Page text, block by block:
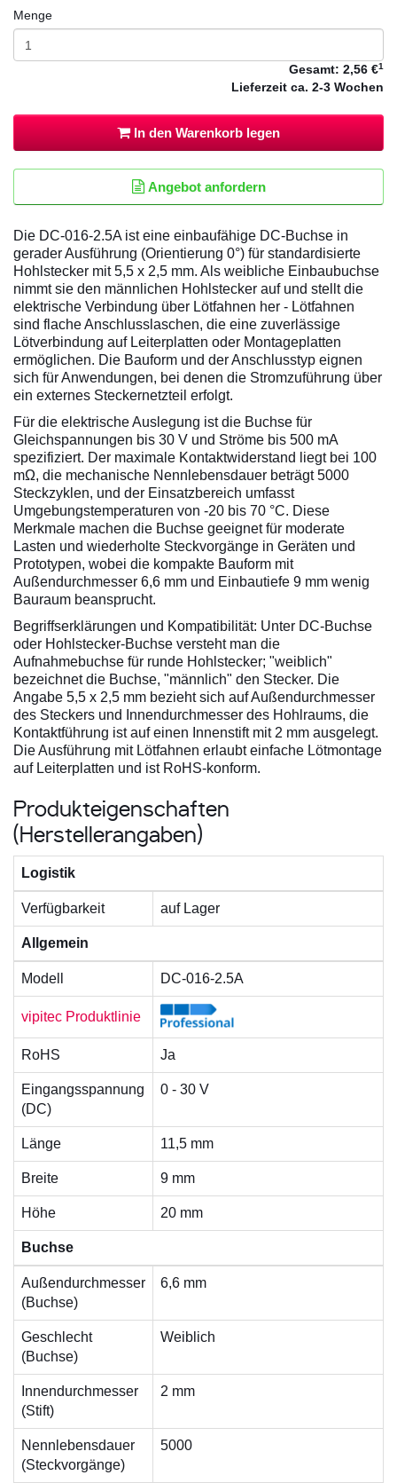
Menge
Gesamt: 2,56 €1
Lieferzeit ca. 2-3 Wochen
In den Warenkorb legen
Angebot anfordern
Die DC-016-2.5A ist eine einbaufähige DC-Buchse in
gerader Ausführung (Orientierung 0°) für standardisierte
Hohlstecker mit 5,5 x 2,5 mm. Als weibliche Einbaubuchse
nimmt sie den männlichen Hohlstecker auf und stellt die
elektrische Verbindung über Lötfahnen her - Lötfahnen
sind flache Anschlusslaschen, die eine zuverlässige
Lötverbindung auf Leiterplatten oder Montageplatten
ermöglichen. Die Bauform und der Anschlusstyp eignen
sich für Anwendungen, bei denen die Stromzuführung über
ein externes Steckernetzteil erfolgt.
Für die elektrische Auslegung ist die Buchse für
Gleichspannungen bis 30 V und Ströme bis 500 mA
spezifiziert. Der maximale Kontaktwiderstand liegt bei 100
mΩ, die mechanische Nennlebensdauer beträgt 5000
Steckzyklen, und der Einsatzbereich umfasst
Umgebungstemperaturen von -20 bis 70 °C. Diese
Merkmale machen die Buchse geeignet für moderate
Lasten und wiederholte Steckvorgänge in Geräten und
Prototypen, wobei die kompakte Bauform mit
Außendurchmesser 6,6 mm und Einbautiefe 9 mm wenig
Bauraum beansprucht.
Begriffserklärungen und Kompatibilität: Unter DC-Buchse
oder Hohlstecker-Buchse versteht man die
Aufnahmebuchse für runde Hohlstecker; "weiblich"
bezeichnet die Buchse, "männlich" den Stecker. Die
Angabe 5,5 x 2,5 mm bezieht sich auf Außendurchmesser
des Steckers und Innendurchmesser des Hohlraums, die
Kontaktführung ist auf einen Innenstift mit 2 mm ausgelegt.
Die Ausführung mit Lötfahnen erlaubt einfache Lötmontage
auf Leiterplatten und ist RoHS-konform.
Produkteigenschaften
(Herstellerangaben)
Logistik
Verfügbarkeit auf Lager
Allgemein
Modell DC-016-2.5A
vipitec Produktlinie
RoHS Ja
Eingangsspannung
(DC)
0 - 30 V
Länge 11,5 mm
Breite 9 mm
Höhe 20 mm
Buchse
Außendurchmesser
(Buchse)
6,6 mm
Geschlecht
(Buchse)
Weiblich
Innendurchmesser
(Stift)
2 mm
Nennlebensdauer
(Steckvorgänge)
5000